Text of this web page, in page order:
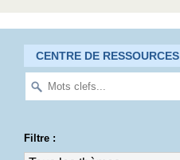
CENTRE DE RESSOURCES
Filtre :